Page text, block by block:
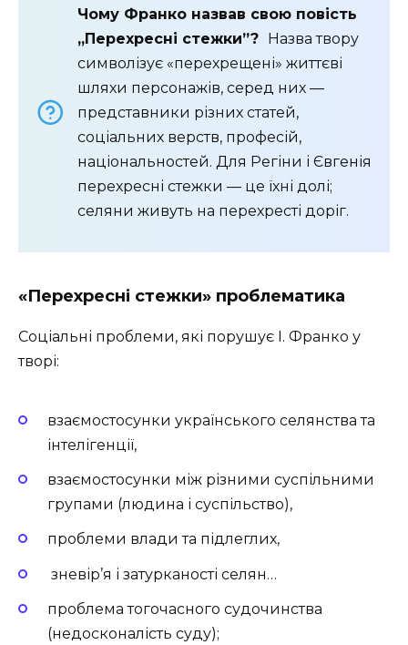
Чому Франко назвав свою повість
„Перехресні стежки”? Назва твору
символізує «перехрещені» життєві
шляхи персонажів, серед них —
представники різних статей,
соціальних верств, професій,
національностей. Для Регіни і Євгенія
перехресні стежки — це їхні долі;
селяни живуть на перехресті доріг.
«Перехресні стежки» проблематика
Соціальні проблеми, які порушує І. Франко у
творі:
взаємостосунки українського селянства та
інтелігенції,
взаємостосунки між різними суспільними
групами (людина і суспільство),
проблеми влади та підлеглих,
зневір’я і затурканості селян…
проблема тогочасного судочинства
(недосконалість суду);